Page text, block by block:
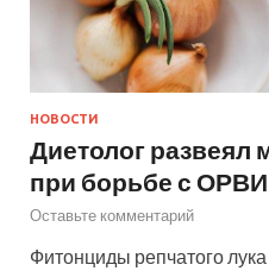
НОВОСТИ
Диетолог развеял
при борьбе с ОРВИ
Оставьте комментарий
Фитонциды репчатого